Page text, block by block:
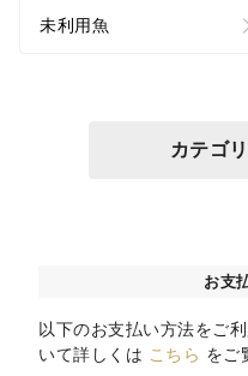
未利用魚
カテゴ
お支
以下のお支払い方法をご
いて詳しくは こちら をご